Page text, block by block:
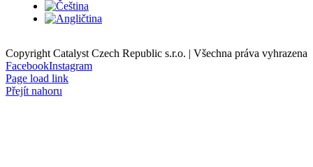
Copyright Catalyst Czech Republic s.r.o. | Všechna práva vyhrazena
FacebookInstagram
Page load link
Přejít nahoru